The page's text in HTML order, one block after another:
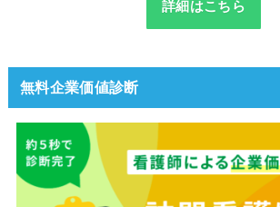
詳細はこちら
無料企業価値診断